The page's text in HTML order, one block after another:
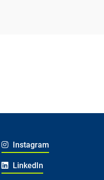
Instagram
LinkedIn